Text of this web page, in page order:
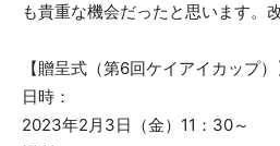
も貴重な機会だったと思います。
【贈呈式（第6回ケイアイカップ）
日時：
2023年2月3日（金）11：30～